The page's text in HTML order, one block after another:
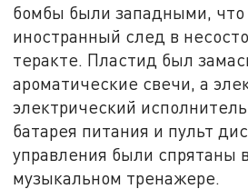
бомбы были западными, что
иностранный след в
теракте. Пластид был
ароматические свечи, а
электрический
батарея питания и пульт
управления были спрятаны
музыкальном тренажере.